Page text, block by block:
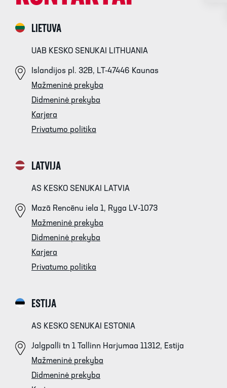
LIETUVA
UAB KESKO SENUKAI LITHUANIA
Islandijos pl. 32B, LT-47446 Kaunas
Mažmeninė prekyba
Didmeninė prekyba
Karjera
Privatumo politika
LATVIJA
AS KESKO SENUKAI LATVIA
Mazā Rencēnu iela 1, Ryga LV-1073
Mažmeninė prekyba
Didmeninė prekyba
Karjera
Privatumo politika
ESTIJA
AS KESKO SENUKAI ESTONIA
Jalgpalli tn 1 Tallinn Harjumaa 11312, Estija
Mažmeninė prekyba
Didmeninė prekyba